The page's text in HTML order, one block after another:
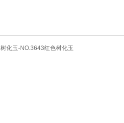
树化玉-NO.3643红色树化玉